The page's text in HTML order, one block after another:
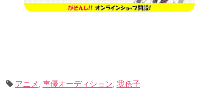
アニメ , 声優オーディション, 我孫子